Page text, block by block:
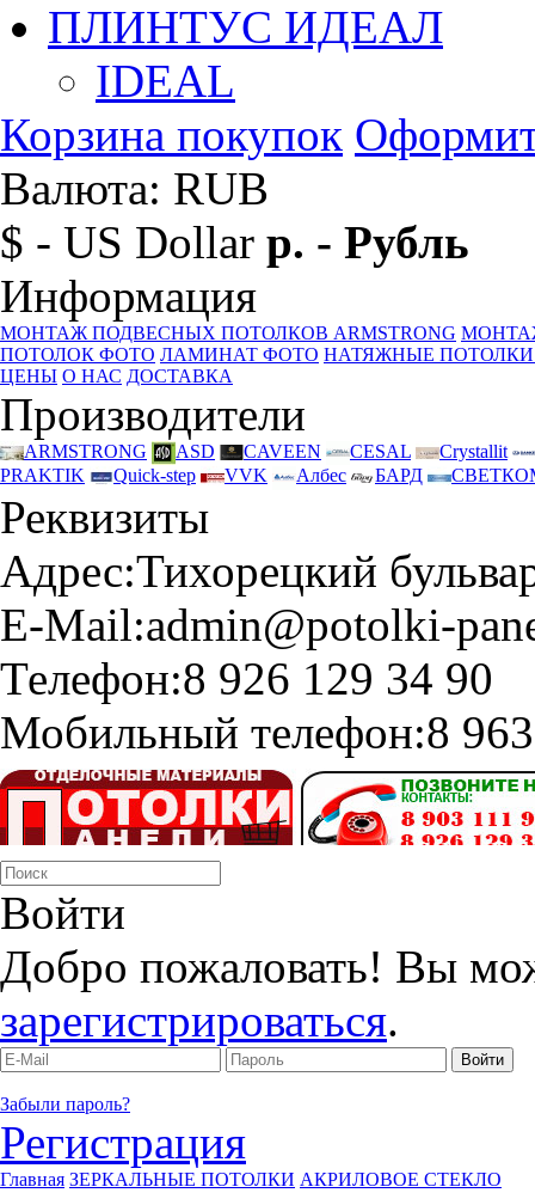
ПЛИНТУС ИДЕАЛ
IDEAL
Корзина покупок
Валюта: RUB
$ - US Dollar р. - Рубль
Информация
МОНТАЖ ПОДВЕСНЫХ ПОТОЛКОВ ARMSTRONG
ПОТОЛОК ФОТО ЛАМИНАТ ФОТО НАТЯЖНЫЕ ПОТОЛКИ
ЦЕНЫ О НАС ДОСТАВКА
Производители
ARMSTRONG ASD CAVEEN CESAL
Crystallit
PRAKTIK
Quick-step VVK Албес БАРД
Реквизиты
Адрес:Тихорецкий
E-Mail:admin@potolki-
Телефон:8 926 129 34 90
Мобильный телефон:8
Войти
Добро пожаловать! Вы
зарегистрироваться.
Забыли пароль?
Регистрация
Главная ЗЕРКАЛЬНЫЕ ПОТОЛКИ АКРИЛОВОЕ СТЕКЛО